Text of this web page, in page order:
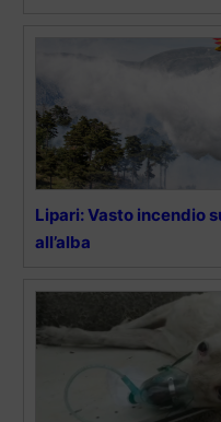
Lipari: Vasto incendio
all’alba